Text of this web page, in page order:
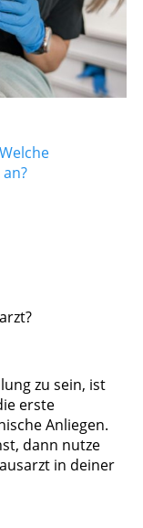
zu sein, ist
erste
Anliegen.
dann nutze
in deiner